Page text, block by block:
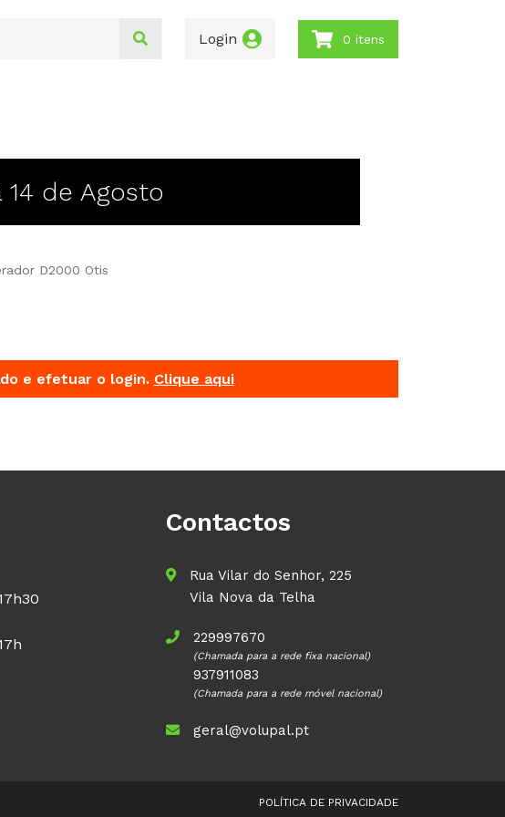
Login 0 itens
de Agosto
D2000 Otis
e efetuar o login. Clique aqui
Contactos
Rua Vilar do Senhor, 225
Vila Nova da Telha
229997670
(Chamada para a rede fixa nacional)
937911083
(Chamada para a rede móvel nacional)
geral@volupal.pt
POLÍTICA DE PRIVACIDADE